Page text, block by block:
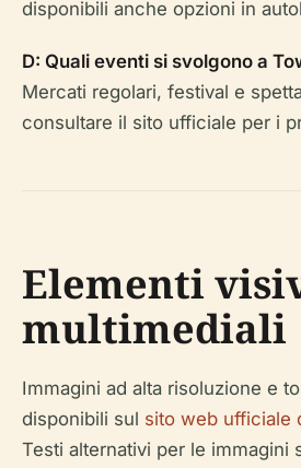
disponibili anche opzioni in
D: Quali eventi si svolgono a
Mercati regolari, festival e
consultare il sito ufficiale per i
Elementi
multimediali
Immagini ad alta risoluzione e
disponibili sul sito web ufficiale
Testi alternativi per le immagini